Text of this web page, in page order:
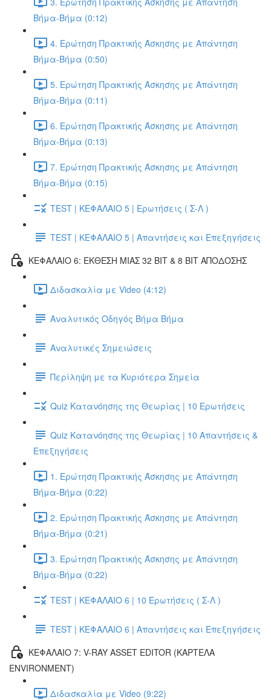
Βήμα-Βήμα (0:12)
4. Ερώτηση Πρακτικής Άσκησης με Απάντηση
Βήμα-Βήμα (0:50)
5. Ερώτηση Πρακτικής Άσκησης με Απάντηση
Βήμα-Βήμα (0:11)
6. Ερώτηση Πρακτικής Άσκησης με Απάντηση
Βήμα-Βήμα (0:13)
7. Ερώτηση Πρακτικής Άσκησης με Απάντηση
Βήμα-Βήμα (0:15)
TEST | ΚΕΦΑΛΑΙΟ 5 | Ερωτήσεις ( Σ-Λ )
TEST | ΚΕΦΑΛΑΙΟ 5 | Απαντήσεις και Επεξηγήσεις
ΚΕΦΑΛΑΙΟ 6: ΕΚΘΕΣΗ ΜΙΑΣ 32 BIT & 8 BIT ΑΠΟΔΟΣΗΣ
Διδασκαλία με Video (4:12)
Αναλυτικός Οδηγός Βήμα Βήμα
Αναλυτικές Σημειώσεις
Περίληψη με τα Κυριότερα Σημεία
Quiz Κατανόησης της Θεωρίας | 10 Ερωτήσεις
Quiz Κατανόησης της Θεωρίας | 10 Απαντήσεις &
Επεξηγήσεις
1. Ερώτηση Πρακτικής Άσκησης με Απάντηση
Βήμα-Βήμα (0:22)
2. Ερώτηση Πρακτικής Άσκησης με Απάντηση
Βήμα-Βήμα (0:21)
3. Ερώτηση Πρακτικής Άσκησης με Απάντηση
Βήμα-Βήμα (0:22)
TEST | ΚΕΦΑΛΑΙΟ 6 | 10 Ερωτήσεις ( Σ-Λ )
TEST | ΚΕΦΑΛΑΙΟ 6 | Απαντήσεις και Επεξηγήσεις
ΚΕΦΑΛΑΙΟ 7: V-RAY ASSET EDITOR (ΚΑΡΤΕΛΑ
ENVIRONMENT)
Διδασκαλία με Video (9:22)